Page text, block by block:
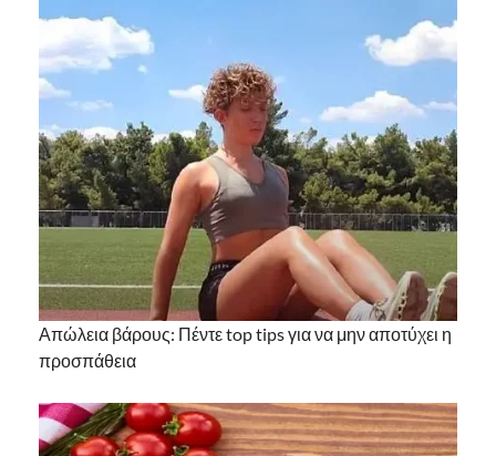
Απώλεια βάρους: Πέντε top tips για να μην αποτύχει η
προσπάθεια